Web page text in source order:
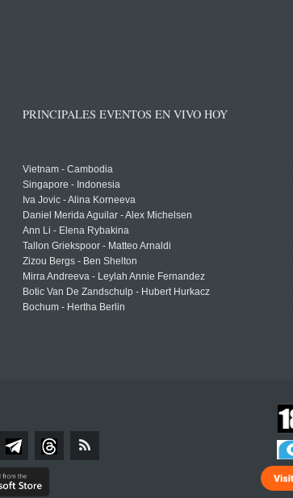
PRINCIPALES EVENTOS EN VIVO HOY
Vietnam - Cambodia
Singapore - Indonesia
Iva Jovic - Alina Korneeva
Daniel Merida Aguilar - Alex Michelsen
Ann Li - Elena Rybakina
Tallon Griekspoor - Matteo Arnaldi
Zizou Bergs - Ben Shelton
Mirra Andreeva - Leylah Annie Fernandez
Botic Van De Zandschulp - Hubert Hurkacz
Bochum - Hertha Berlin